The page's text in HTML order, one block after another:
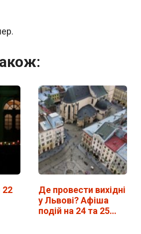
22
Де провести вихідні
у Львові? Афіша
подій на 24 та 25